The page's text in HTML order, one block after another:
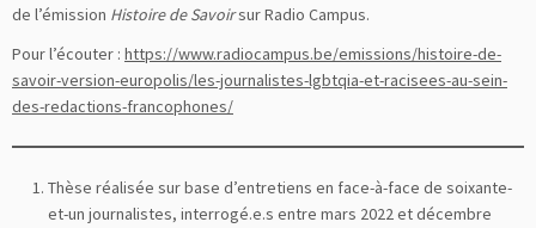
de l’émission Histoire de Savoirsur Radio Campus.
Pour l’écouter : https://www.radiocampus.be/emissions/histoire-de-
savoir-version-europolis/les-journalistes-lgbtqia-et-racisees-au-sein-
des-redactions-francophones/
Thèse réalisée sur base d’entretiens en face-à-face de soixante-
et-un journalistes, interrogé.e.s entre mars 2022 et décembre